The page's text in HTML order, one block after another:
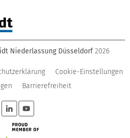
Niederlassung Düsseldorf 2026
Cookie-Einstellungen
Barrierefreiheit